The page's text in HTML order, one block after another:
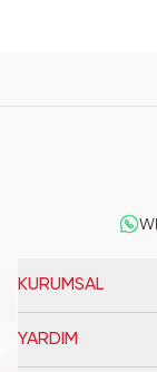
KURUMSAL
YARDIM